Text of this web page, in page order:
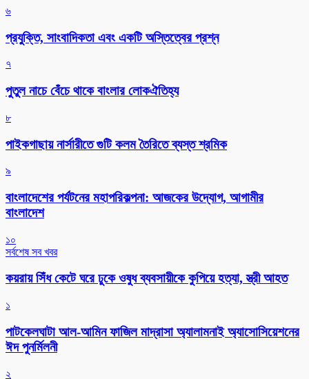
৬
প্রযুক্তি, সাংবাদিকতা এবং একটি অস্তিত্বের প্রশ্ন
৭
পুতুল নাচে বেঁচে থাকে বাংলার লোকঐতিহ্য
৮
পাইকগাছায় নার্সারীতে গুটি কলম তৈরিতে ব্যস্ত শ্রমিক
৯
বাংলাদেশের পর্যটনের মহাপরিকল্পনা: আজকের উদ্যোগ, আগামীর
বাংলাদেশ
১০
সর্বশেষ সব খবর
কয়রায় সিঁধ কেটে ঘরে ঢুকে ওষুধ ব্যবসায়ীকে কুপিয়ে হত্যা, স্ত্রী আহত
১
পাটকেলঘাটা আল-আমিন ফাজিল মাদ্রাসা অ্যালামনাই অ্যাসোসিয়েশনের
ঈদ পুনর্মিলনী
২